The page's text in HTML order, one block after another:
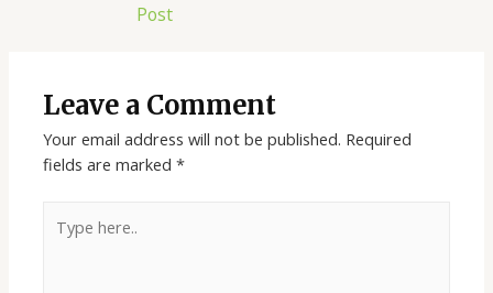
Post
Leave a Comment
Your email address will not be published. Required
fields are marked*